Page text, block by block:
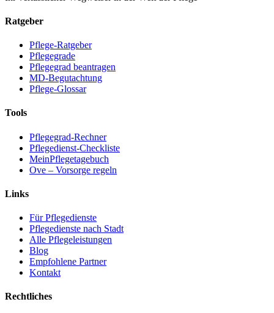
Ratgeber
Pflege-Ratgeber
Pflegegrade
Pflegegrad beantragen
MD-Begutachtung
Pflege-Glossar
Tools
Pflegegrad-Rechner
Pflegedienst-Checkliste
MeinPflegetagebuch
Ove – Vorsorge regeln
Links
Für Pflegedienste
Pflegedienste nach Stadt
Alle Pflegeleistungen
Blog
Empfohlene Partner
Kontakt
Rechtliches